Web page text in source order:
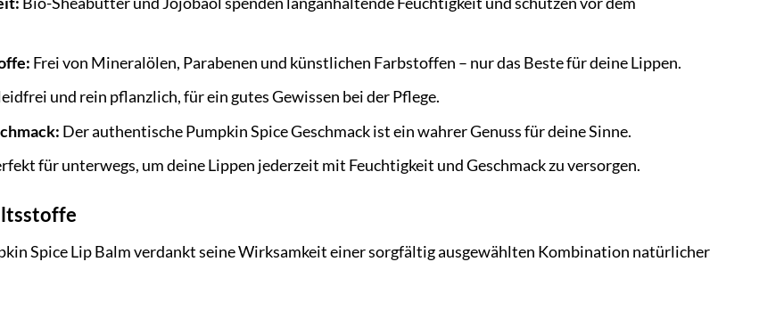
Frei von Mineralölen, Parabenen und künstlichen Farbstoffen – nur das Beste für deine Lippen.
und rein pflanzlich, für ein gutes Gewissen bei der Pflege.
Der authentische Pumpkin Spice Geschmack ist ein wahrer Genuss für deine Sinne.
für unterwegs, um deine Lippen jederzeit mit Feuchtigkeit und Geschmack zu versorgen.
Spice Lip Balm verdankt seine Wirksamkeit einer sorgfältig ausgewählten Kombination natürlicher